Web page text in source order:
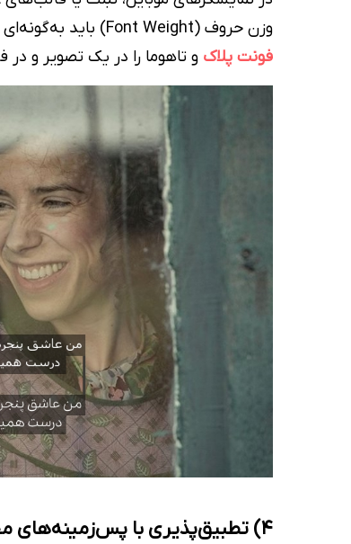
وزن حروف (Font Weight) باید به‌گونه‌ای تنظیم شود که متن نه فشرده به‌نظر برسد، نه پراکنده.
فونت پلاک و تاهوما را در یک تصویر و
4) تطبیق‌پذیری با پس‌زمینه‌های مختلف